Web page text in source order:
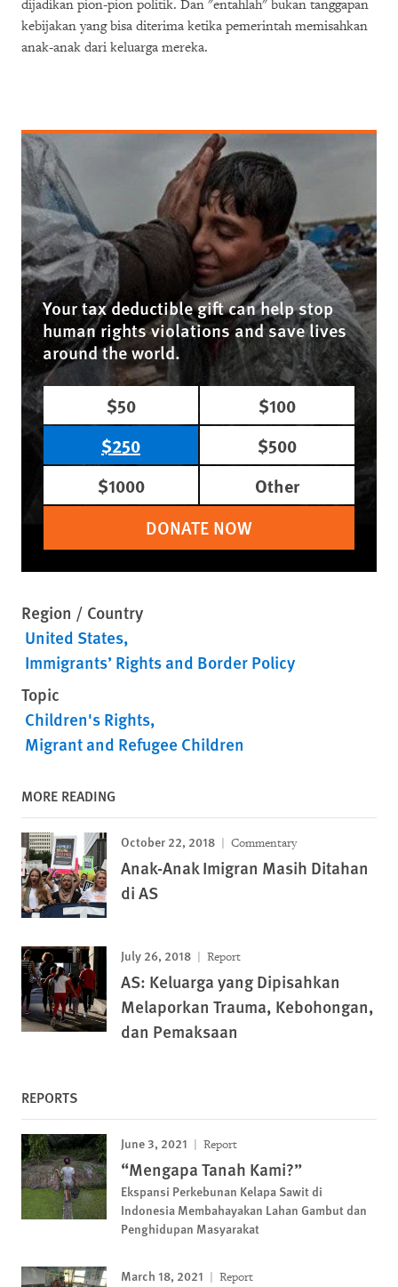
dijadikan pion-pion politik. Dan "entahlah" bukan tanggapan
kebijakan yang bisa diterima ketika pemerintah memisahkan
anak-anak dari keluarga mereka.
Your tax deductible gift can help stop
human rights violations and save lives
around the world.
$50
$100
$250
$500
$1000
Other
DONATE NOW
Region / Country
United States
Immigrants’ Rights and Border Policy
Topic
Children's Rights
Migrant and Refugee Children
MORE READING
October 22, 2018 Commentary
Anak-Anak Imigran Masih Ditahan
di AS
July 26, 2018 Report
AS: Keluarga yang Dipisahkan
Melaporkan Trauma, Kebohongan,
dan Pemaksaan
REPORTS
June 3, 2021 Report
“Mengapa Tanah Kami?”
Ekspansi Perkebunan Kelapa Sawit di
Indonesia Membahayakan Lahan Gambut dan
Penghidupan Masyarakat
March 18, 2021 Report